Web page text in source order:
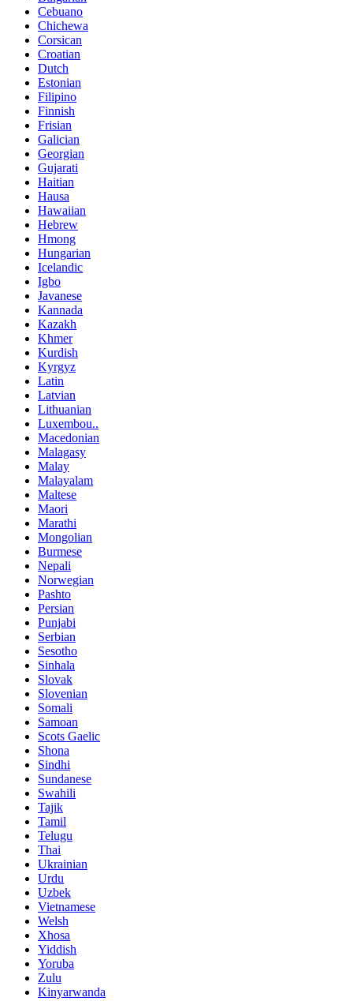
Cebuano
Chichewa
Corsican
Croatian
Dutch
Estonian
Filipino
Finnish
Frisian
Galician
Georgian
Gujarati
Haitian
Hausa
Hawaiian
Hebrew
Hmong
Hungarian
Icelandic
Igbo
Javanese
Kannada
Kazakh
Khmer
Kurdish
Kyrgyz
Latin
Latvian
Lithuanian
Luxembou..
Macedonian
Malagasy
Malay
Malayalam
Maltese
Maori
Marathi
Mongolian
Burmese
Nepali
Norwegian
Pashto
Persian
Punjabi
Serbian
Sesotho
Sinhala
Slovak
Slovenian
Somali
Samoan
Scots Gaelic
Shona
Sindhi
Sundanese
Swahili
Tajik
Tamil
Telugu
Thai
Ukrainian
Urdu
Uzbek
Vietnamese
Welsh
Xhosa
Yiddish
Yoruba
Zulu
Kinyarwanda